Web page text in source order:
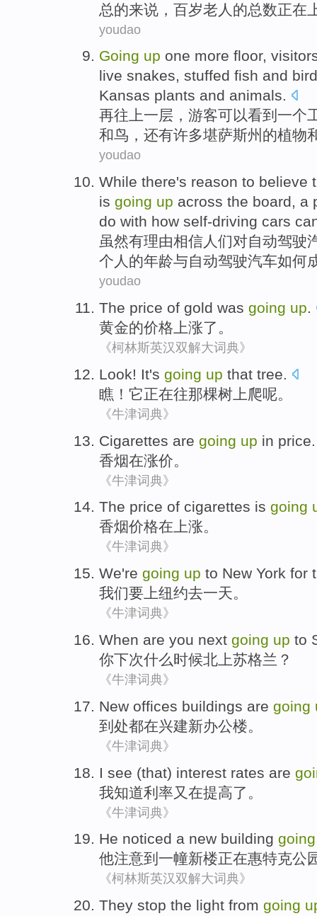
总的来说， 百岁老人 的总数正在
youdao
Going up one more floor,
live snakes, stuffed fish and
Kansas plants and animals.
再往上一层 ， 游客可以看到 一个
和鸟 ， 还有许多堪萨斯州 的植物
youdao
While there's reason to believe
is going up across the board, a
do with how self-driving cars
虽然有理由相信人们对自动驾驶
个 人 的年龄与自动驾驶汽车如何
youdao
The price of gold was going up.
黄金的价格 上涨了。
《柯林斯英汉双解大词典》
Look! It's going up that tree.
瞧 ！ 它正在往那棵树上爬呢。
《牛津词典》
Cigarettes are going up in price
香烟在涨价 。
《牛津词典》
The price of cigarettes is going
香烟价格在 上涨。
《牛津词典》
We're going up to New York for
我们要 上纽约去一天。
《牛津词典》
When are you next going up to
你下次什么时候北上苏格兰 ？
《牛津词典》
New offices buildings are going
到处都在兴建新办公楼。
《牛津词典》
I see (that) interest rates are
我知道利率又 在提高了 。
《牛津词典》
He noticed a new building going
他注意到 一幢新楼正在惠特克公
《柯林斯英汉双解大词典》
They stop the light from going